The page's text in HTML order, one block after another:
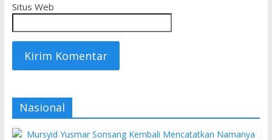
Situs Web
Nasional